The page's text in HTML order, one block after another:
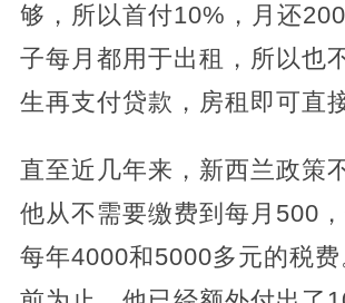
够，所以首付10%，月还
子每月都用于出租，所以也
生再支付贷款，房租即可直
直至近几年来，新西兰政策
他从不需要缴费到每月500
每年4000和5000多元的税费